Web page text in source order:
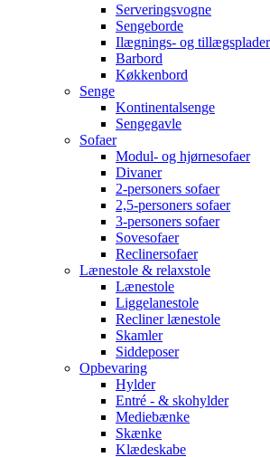
Serveringsvogne
Sengeborde
Ilægnings- og tillægsplader
Barbord
Køkkenbord
Senge
Kontinentalsenge
Sengegavle
Sofaer
Modul- og hjørnesofaer
Divaner
2-personers sofaer
2,5-personers sofaer
3-personers sofaer
Sovesofaer
Reclinersofaer
Lænestole & relaxstole
Lænestole
Liggelanestole
Recliner lænestole
Skamler
Siddeposer
Opbevaring
Hylder
Entré - & skohylder
Mediebænke
Skænke
Klædeskabe